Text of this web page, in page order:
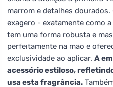
marrom e detalhes dourados.
exagero - exatamente como
tem uma forma robusta e
perfeitamente na mão e
exclusividade ao aplicar. A
acessório estiloso,
usa esta fragrância.